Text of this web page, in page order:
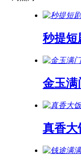
秒提短
金玉满
真香大